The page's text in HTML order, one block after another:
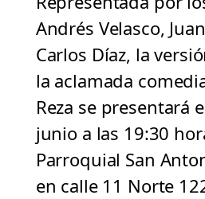
Andrés Velasco,
Carlos Díaz, la
la aclamada
Reza se presentará
junio a las 19:30
Parroquial San
en calle 11 Norte